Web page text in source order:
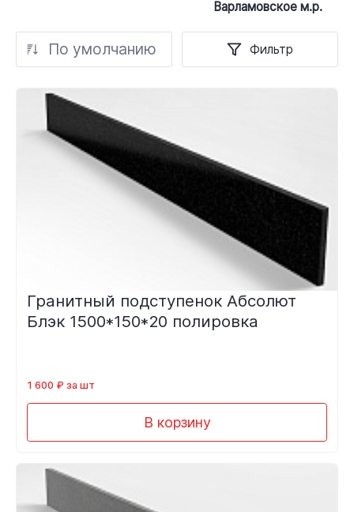
Варламовское м.р.
По умолчанию Фильтр
Гранитный подступенок Абсолют
Блэк 1500*150*20 полировка
1 600 ₽ за шт
В корзину